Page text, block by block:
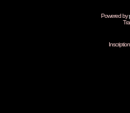
Powered by